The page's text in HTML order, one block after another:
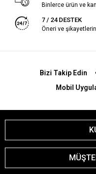
Binlerce ürün ve
7 / 24 DESTEK
Öneri ve
Bizi Takip Edin
Mobil